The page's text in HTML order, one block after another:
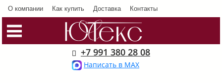
О компании Как купить Доставка Контакты
+7 991 380 28 08
Написать в MAX